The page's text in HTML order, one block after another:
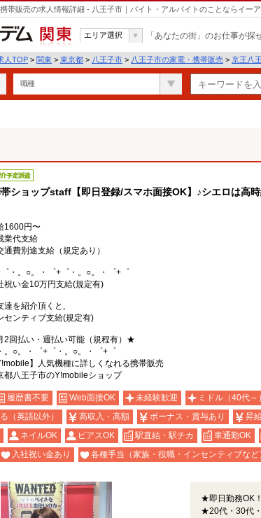
帯販売の求人情報詳細 - 八王子市｜バイト・アルバイトのことならイー
関東
エリア選択 「あなたの街」のお仕事が探
人TOP > 関東 > 東京都 > 八王子市 > 八王子市の家電・携帯販売 > 京王八
職種
遣
定派遣
ショップstaff【即日登録/スマホ面接OK】♪シエロは高
1600円〜
業代支給
費別途支給（規定あり）
゜・。○。・゜+゜・。○。・゜+゜
祝い金10万円支給(規定有)
達を紹介頂くと,
センティブ支給(規定有)
2回払い・週払い可能（規程有）★
。○。・゜+゜・。○。・゜+゜
】人気機種に詳しくなれる携帯販売
都八王子市のY!mobileショップ
履歴書不要 Web面接OK 未経験歓迎 ミドル（40代～
（英語以外）
高収入・高額 ボーナス・賞与あり 昇
ネイルOK ピアスOK 駅直結・駅チカ 車通勤OK
入社祝い金あり 各種手当（家族・役職・インセンティブなど
★即日勤務OK
★20代・30代